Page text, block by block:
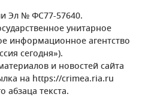
Эл № ФС77-57640.
унитарное
информационное агентство
сегодня»).
и новостей сайта
на https://crimea.ria.ru
абзаца текста.